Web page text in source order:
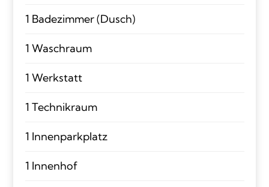
1 Badezimmer (Dusch)
1 Waschraum
1 Werkstatt
1 Technikraum
1 Innenparkplatz
1 Innenhof